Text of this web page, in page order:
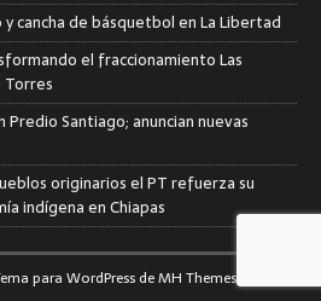
cancha de básquetbol en La Libertad
el fraccionamiento Las
Torres
Santiago; anuncian nuevas
originarios el PT refuerza su
indígena en Chiapas
para WordPress deMH Themes